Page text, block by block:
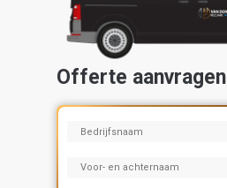
Offerte aanvragen